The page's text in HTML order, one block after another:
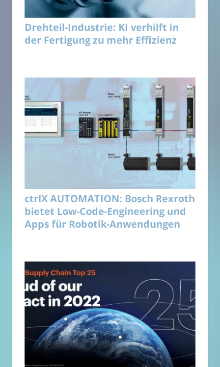
Drehteil-Industrie: KI verhilft in
der Fertigung zu mehr Effizienz
ctrlX AUTOMATION: Bosch Rexroth
bietet Low-Code-Engineering und
Apps für Robotik-Anwendungen